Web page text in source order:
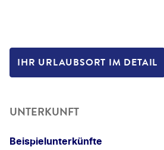
IHR URLAUBSORT IM DETAIL
UNTERKUNFT
Beispielunterkünfte